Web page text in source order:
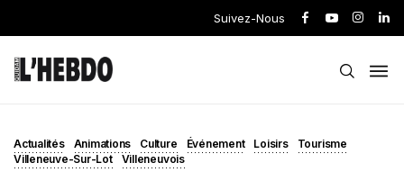
Suivez-Nous
Actualités Animations Culture Événement Loisirs
Tourisme
Villeneuve-Sur-Lot
Villeneuvois